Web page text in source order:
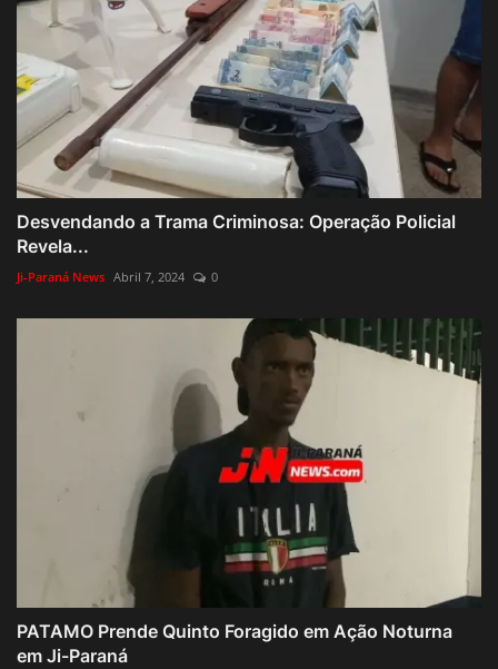
Desvendando a Trama Criminosa: Operação Policial
Revela...
Ji-Paraná News Abril 7, 2024 0
PATAMO Prende Quinto Foragido em Ação Noturna
em Ji-Paraná